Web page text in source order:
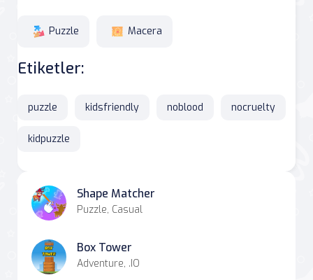
Puzzle Macera
Etiketler:
puzzle kidsfriendly noblood nocruelty
kidpuzzle
Shape Matcher
Puzzle, Casual
Box Tower
Adventure, .IO